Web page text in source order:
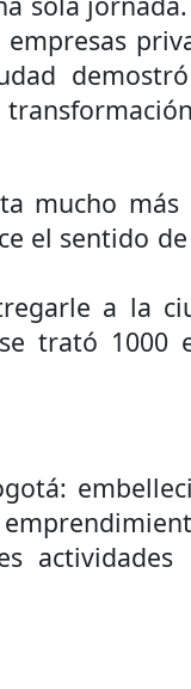
dignidad a las
GANAR PRIMER
de las
de obra
la Fábrica de
fortalece su
pùblico en Bogotà
Articulador
mucho
el sentido
a la
trató 1000